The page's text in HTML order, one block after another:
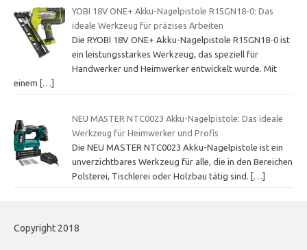
YOBI 18V ONE+ Akku-Nagelpistole R15GN18-0: Das
ideale Werkzeug für präzises Arbeiten
Die RYOBI 18V ONE+ Akku-Nagelpistole R15GN18-0 ist
ein leistungsstarkes Werkzeug, das speziell für
Handwerker und Heimwerker entwickelt wurde. Mit
einem
[…]
NEU MASTER NTC0023 Akku-Nagelpistole: Das ideale
Werkzeug für Heimwerker und Profis
Die NEU MASTER NTC0023 Akku-Nagelpistole ist ein
unverzichtbares Werkzeug für alle, die in den Bereichen
Polsterei, Tischlerei oder Holzbau tätig sind.
[…]
Copyright 2018